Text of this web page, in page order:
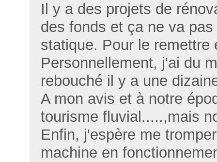
Il y a des projets de
des fonds et ça ne va
statique. Pour le
Personnellement, j'ai du
rebouché il y a une
A mon avis et à notre
tourisme fluvial.....,mais
Enfin, j'espère me
machine en